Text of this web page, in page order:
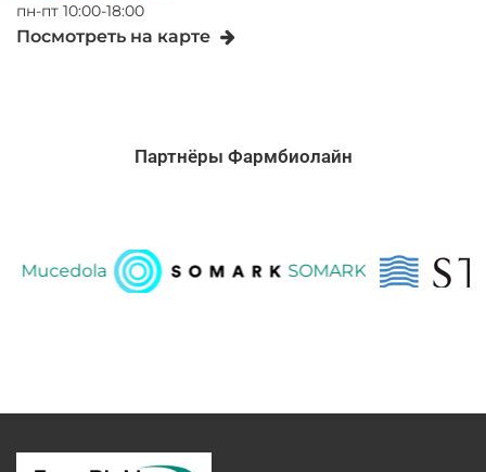
пн-пт 10:00-18:00
Посмотреть на карте
Партнёры Фармбиолайн
SOMARK